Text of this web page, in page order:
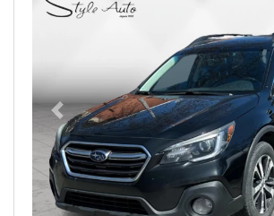
Previous